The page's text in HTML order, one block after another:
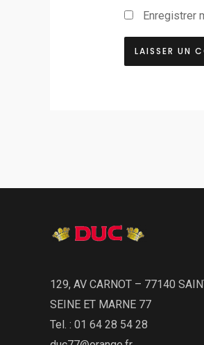
Enregistrer
129, AV CARNOT – 77140
SEINE ET MARNE 77
Tel. : 01 64 28 54 28